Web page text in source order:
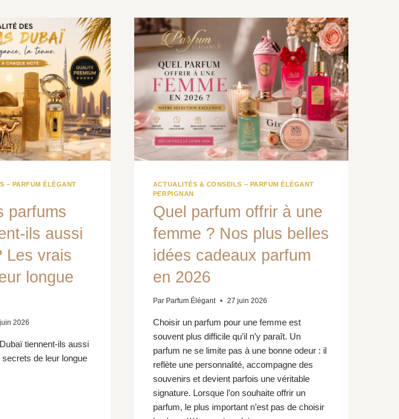
– PARFUM ÉLÉGANT
parfums
ils aussi
Les vrais
longue
2026
tiennent-ils aussi
de leur longue
ACTUALITÉS & CONSEILS – PARFUM ÉLÉGANT
PERPIGNAN
Quel parfum offrir à une
femme ? Nos plus belles
idées cadeaux parfum
en 2026
Par Parfum Élégant 27 juin 2026
Choisir un parfum pour une femme est
souvent plus difficile qu’il n’y paraît. Un
parfum ne se limite pas à une bonne odeur : il
reflète une personnalité, accompagne des
souvenirs et devient parfois une véritable
signature. Lorsque l’on souhaite offrir un
parfum, le plus important n’est pas de choisir